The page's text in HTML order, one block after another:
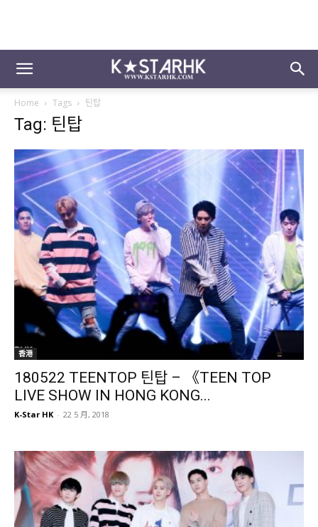
Home Tags 틴탑
Tag: 틴탑
香港
180522 TEENTOP 틴탑 – 《TEEN TOP
LIVE SHOW IN HONG KONG...
K-Star HK - 22 5 月, 2018